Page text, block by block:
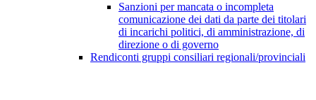
Sanzioni per mancata o incompleta
comunicazione dei dati da parte dei titolari
di incarichi politici, di amministrazione, di
direzione o di governo
Rendiconti gruppi consiliari regionali/provinciali